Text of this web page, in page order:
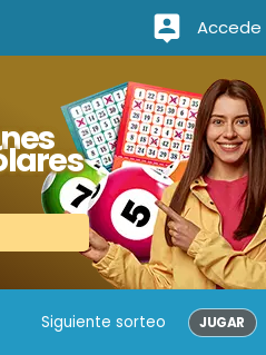
Accede
Siguiente sorteo JUGAR